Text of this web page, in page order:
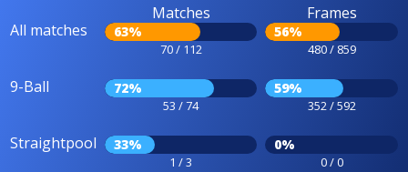
All matches
Matches
63%
70 / 112
Frames
56%
480 / 859
9-Ball 72%
53 / 74
59%
352 / 592
Straightpool 33%
1 / 3
0%
0 / 0